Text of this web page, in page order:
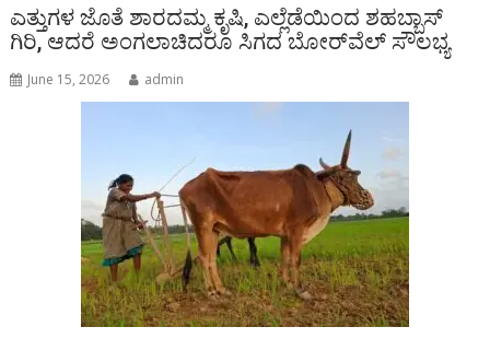
ಎತ್ತುಗಳ ಜೊತೆ ಶಾರದಮ್ಮ ಕೃಷಿ, ಎಲ್ಲೆಡೆಯಿಂದ ಶಹಬ್ಬಾಸ್
ಗಿರಿ, ಆದರೆ ಅಂಗಲಾಚಿದರೂ ಸಿಗದ ಬೋರ್‌ವೆಲ್ ಸೌಲಭ್ಯ
June 15, 2026 admin